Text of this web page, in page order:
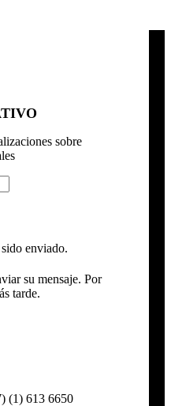
sobre
enviado.
su mensaje. Por
tarde.
(1) 613 6650